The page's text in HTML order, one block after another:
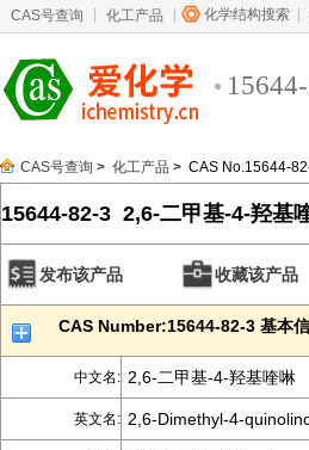
CAS号查询 化工产品 化学结构搜索
CAS号查询 > 化工产品 > CAS No.15644-
15644-82-3 2,6-二甲基-4-羟基
发布该产品 收藏该产品
CAS Number:15644-82-3 基本
中文名: 2,6-二甲基-4-羟基喹啉
英文名: 2,6-Dimethyl-4-